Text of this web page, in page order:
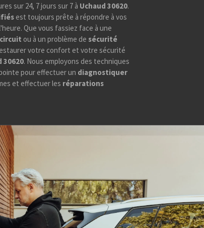
sur 24, 7 jours sur 7 à Uchaud 30620.
est toujours prête à répondre à vos
Que vous fassiez face à une
ou à un problème de sécurité
votre confort et votre sécurité
30620. Nous employons des techniques
pour effectuer un diagnostiquer
et effectuer les réparations